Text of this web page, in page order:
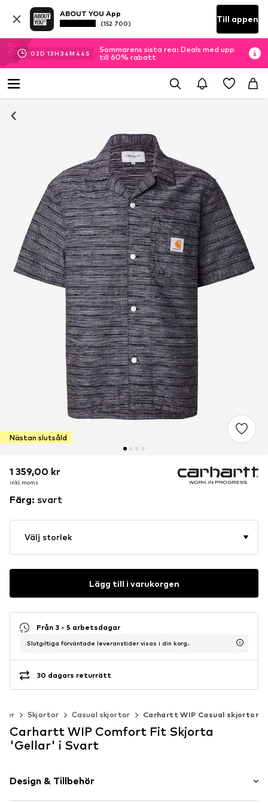
ABOUT YOU App
(152 700) Till appen
02D 13H 34M 43 S
Sommarens sista rea: Deals med upp
till 60% rabatt
Nästan slutsåld
1 359,00 kr
inkl. moms
1 359,00 kr
inkl. moms
Färg: svart
Välj storlek
Lägg till i varukorgen
Från 3 - 5 arbetsdagar
Slutgiltiga förväntade leveranstider visas i din korg.
30 dagars returrätt
Skjortor Casual skjortor Carhartt WIP Casual skjortor
Carhartt WIP Comfort Fit Skjorta
'Gellar' i Svart
Design & Tillbehör